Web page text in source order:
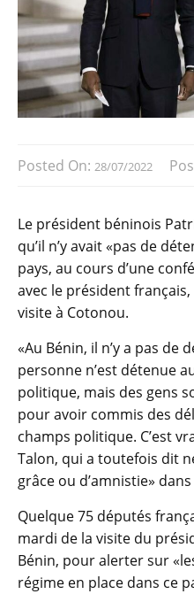
Posted On: 28/07/2022
Le président béninois
qu’il n’y avait «pas de
pays, au cours d’une
avec le président
visite à Cotonou.
«Au Bénin, il n’y a pas de
personne n’est détenue
politique, mais des gens
pour avoir commis des
champs politique. C’est
Talon, qui a toutefois dit
grâce ou d’amnistie»
Quelque 75 députés
mardi de la visite du
Bénin, pour alerter sur
régime en place dans ce